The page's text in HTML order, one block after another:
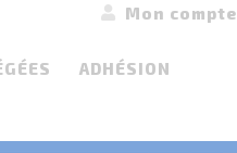
ADHÉSION
Mon compte